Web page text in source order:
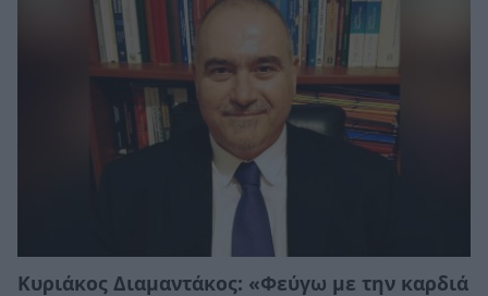
Κυριάκος Διαμαντάκος: «Φεύγω με την καρδιά